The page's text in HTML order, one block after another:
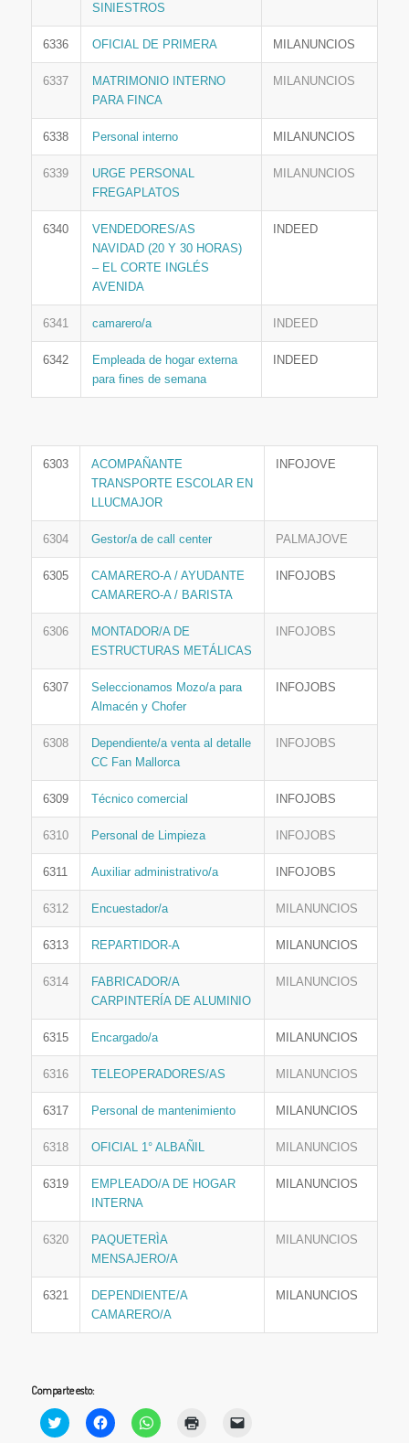
SINIESTROS
6336 OFICIAL DE PRIMERA MILANUNCIOS
6337
MATRIMONIO INTERNO
PARA FINCA
MILANUNCIOS
6338 Personal interno MILANUNCIOS
6339
URGE PERSONAL
FREGAPLATOS
MILANUNCIOS
6340
VENDEDORES/AS
NAVIDAD (20 Y 30 HORAS)
– EL CORTE INGLÉS
AVENIDA
INDEED
6341 camarero/a INDEED
6342
Empleada de hogar externa
para fines de semana
INDEED
6303
ACOMPAÑANTE
TRANSPORTE ESCOLAR EN
LLUCMAJOR
INFOJOVE
6304 Gestor/a de call center PALMAJOVE
6305
CAMARERO-A / AYUDANTE
CAMARERO-A / BARISTA
INFOJOBS
6306
MONTADOR/A DE
ESTRUCTURAS METÁLICAS
INFOJOBS
6307
Seleccionamos Mozo/a para
Almacén y Chofer
INFOJOBS
6308
Dependiente/a venta al detalle
CC Fan Mallorca
INFOJOBS
6309 Técnico comercial INFOJOBS
6310 Personal de Limpieza INFOJOBS
6311 Auxiliar administrativo/a INFOJOBS
6312 Encuestador/a MILANUNCIOS
6313 REPARTIDOR-A MILANUNCIOS
6314
FABRICADOR/A
CARPINTERÍA DE ALUMINIO
MILANUNCIOS
6315 Encargado/a MILANUNCIOS
6316 TELEOPERADORES/AS MILANUNCIOS
6317 Personal de mantenimiento MILANUNCIOS
6318 OFICIAL 1° ALBAÑIL MILANUNCIOS
6319
EMPLEADO/A DE HOGAR
INTERNA
MILANUNCIOS
6320
PAQUETERÌA
MENSAJERO/A
MILANUNCIOS
6321
DEPENDIENTE/A
CAMARERO/A
MILANUNCIOS
Comparte esto:
Haz
clic
Haz
clic
Haz
clic